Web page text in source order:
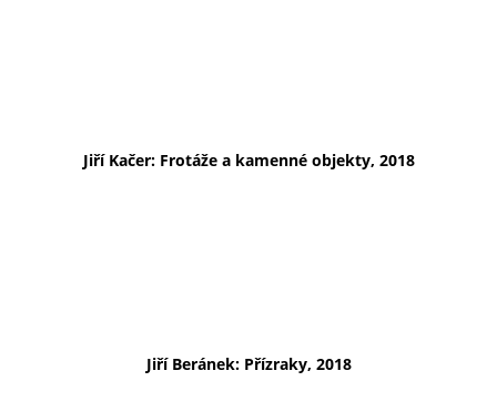
Jiří Kačer: Frotáže a kamenné objekty, 2018
Jiří Beránek: Přízraky, 2018